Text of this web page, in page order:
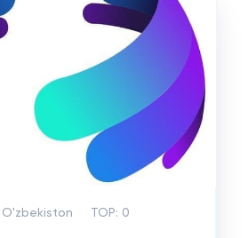
O'zbekiston TOP: 0